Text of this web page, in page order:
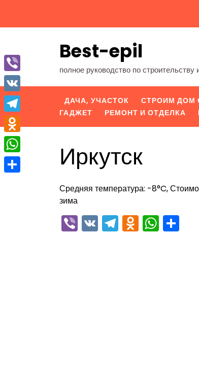
содержимому
Best-epil
полное руководство по строительству
ДАЧА, УЧАСТОК СТРОИМ ДОМ
ГАДЖЕТ
РЕМОНТ И ОТДЕЛКА
Иркутск
Средняя температура: -8°C,
зима
Viber
VKTelegram
Viber
VK
Telegram
Odnoklassniki
WhatsApp